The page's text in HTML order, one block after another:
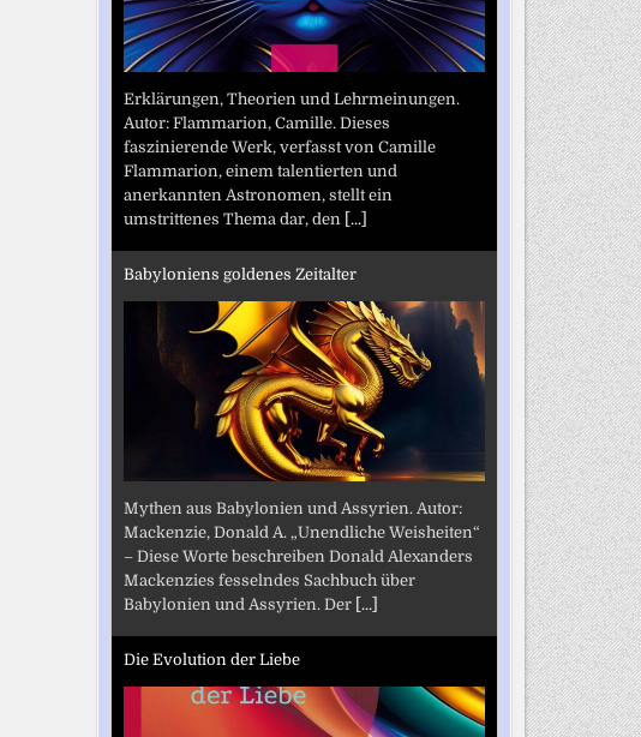
Erklärungen, Theorien und Lehrmeinungen.
Autor: Flammarion, Camille. Dieses
faszinierende Werk, verfasst von Camille
Flammarion, einem talentierten und
anerkannten Astronomen, stellt ein
umstrittenes Thema dar, den [...]
Babyloniens goldenes Zeitalter
Mythen aus Babylonien und Assyrien. Autor:
Mackenzie, Donald A. „Unendliche Weisheiten“
– Diese Worte beschreiben Donald Alexanders
Mackenzies fesselndes Sachbuch über
Babylonien und Assyrien. Der [...]
Die Evolution der Liebe